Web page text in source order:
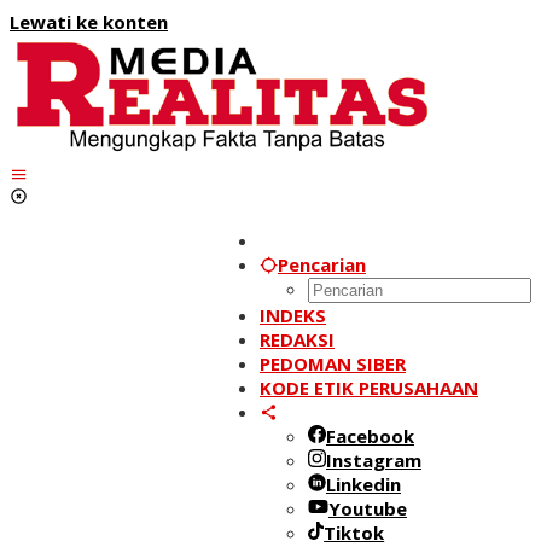
Lewati ke konten
Pencarian
INDEKS
REDAKSI
PEDOMAN SIBER
KODE ETIK PERUSAHAAN
Facebook
Instagram
Linkedin
Youtube
Tiktok